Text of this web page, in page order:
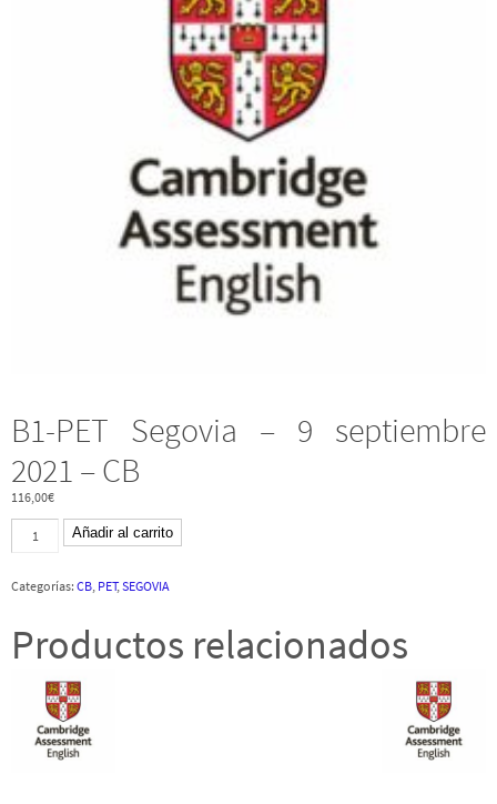
B1-PET Segovia – 9 septiembre
2021 – CB
116,00€
B1-
Segovia
9
CB
cantidad
Añadir al carrito
Categorías: CB, PET,SEGOVIA
Productos relacionados